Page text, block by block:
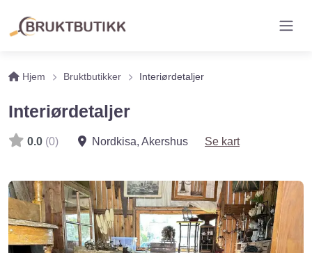
Hjem Bruktbutikker Interiørdetaljer
Interiørdetaljer
0.0 (0) Nordkisa, Akershus Se kart